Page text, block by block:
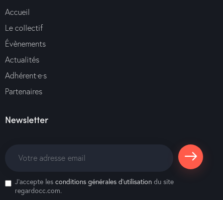
Accueil
Le collectif
Évènements
Actualités
Adhérent·e·s
Partenaires
Newsletter
S'abonne
J'accepte les conditions générales d’utilisation du site
regardocc.com.